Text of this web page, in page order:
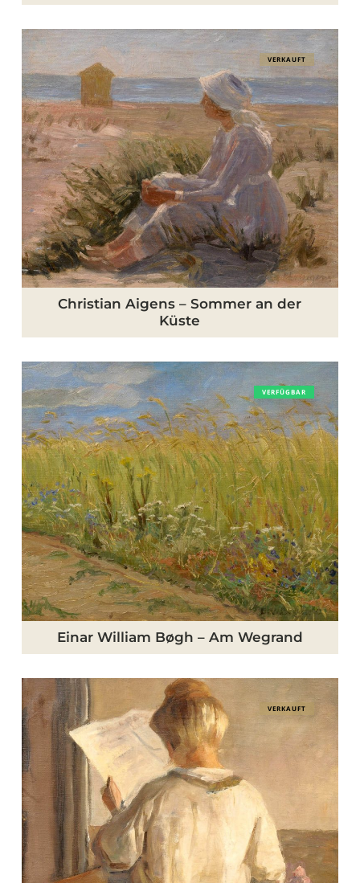
Christian
Aigens
–
Sommer
an
der
Küste
VERKAUFT
Christian Aigens – Sommer an der
Küste
Einar
William
Bøgh
–
Am
Wegrand
VERFÜGBAR
Einar William Bøgh – Am Wegrand
Herman
Vedel
–
Lesende
Frau
VERKAUFT